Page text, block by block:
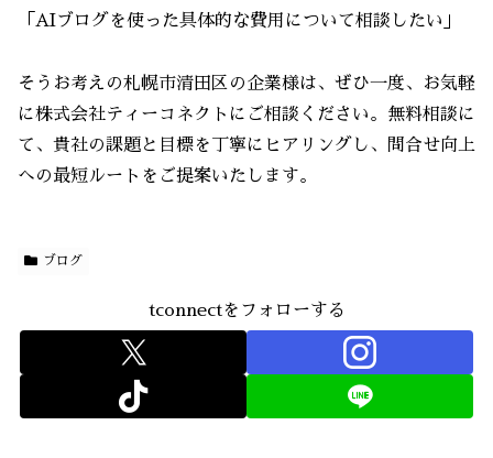
「AIブログを使った具体的な費用について相談したい」
そうお考えの札幌市清田区の企業様は、ぜひ一度、お気軽
に株式会社ティーコネクトにご相談ください。無料相談に
て、貴社の課題と目標を丁寧にヒアリングし、問合せ向上
への最短ルートをご提案いたします。
ブログ
tconnectをフォローする